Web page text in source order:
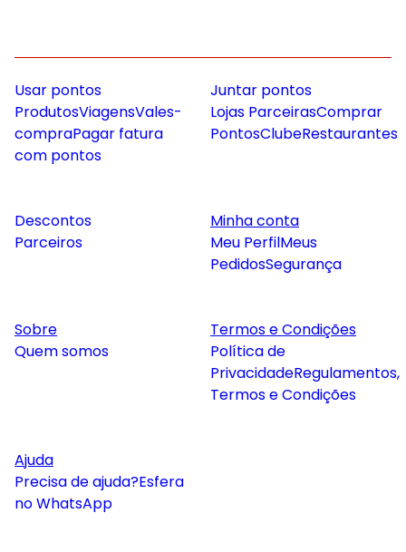
Usar pontos
ProdutosViagensVales-
compraPagar fatura
com pontos
Juntar pontos
Lojas ParceirasComprar
PontosClubeRestaurantes
Descontos
Parceiros
Minha conta
Meu PerfilMeus
PedidosSegurança
Sobre
Quem somos
Termos e Condições
Política de
PrivacidadeRegulamentos,
Termos e Condições
Ajuda
Precisa de ajuda?Esfera
no WhatsApp